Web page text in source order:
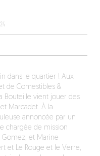
dans le quartier ! Aux
de Comestibles &
Bouteille vient jouer des
Marcadet. À la
annoncée par un
chargée de mission
et Marine
et Le Rouge et le Verre,